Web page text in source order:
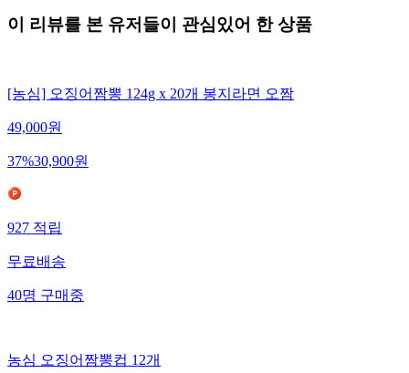
이 리뷰를 본 유저들이 관심있어 한 상품
[농심] 오징어짬뽕 124g x 20개 봉지라면 오짬
49,000원
37%30,900원
927적립
무료배송
40명구매중
농심 오징어짬뽕컵 12개